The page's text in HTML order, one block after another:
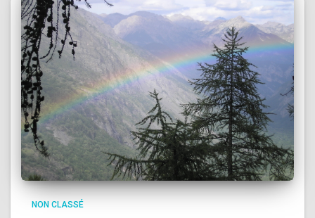
NON CLASSÉ